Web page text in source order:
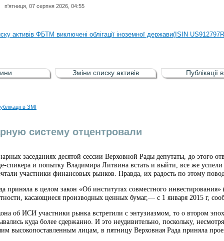
п'ятниця, 07 серпня 2026, 04:55
активів ФБТМ виключені облігації іноземної держави(ISIN
активів РФР виключені Облігація внутрішніх державних позик
активів регульованого фондового ринку (РФР) включена
Зміни списку активів Публікації
в ЗМІ
систему отцентровали
заседаниях десятой сессии Верховной Рады депутаты, до этого
спикера и попытку Владимира Литвина встать и выйти, все же
участники финансовых рынков. Правда, их радость по этому
приняла в целом закон «Об институтах совместного
касающиеся производных ценных бумаг,— с 1 января 2015 г,
об ИСИ участники рынка встретили с энтузиазмом, то о втором
куда более сдержанно. И это неудивительно, поскольку,
высокопоставленным лицам, в пятницу Верховная Рада приняла